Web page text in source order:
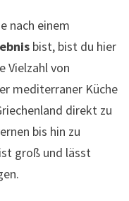
nach einem
bist, bist du hier
Vielzahl von
mediterraner Küche
direkt zu
bis hin zu
groß und lässt